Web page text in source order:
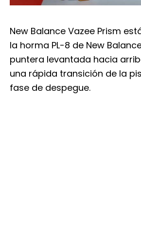
New Balance Vazee Prism
la horma PL-8 de New
puntera levantada hacia
una rápida transición de la
fase de despegue.